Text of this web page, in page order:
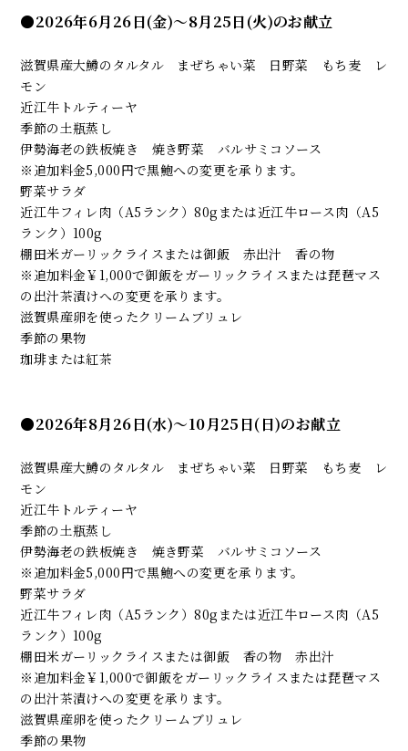
●2026年6月26日(金)～8月25日(火)のお献立
滋賀県産大鱒のタルタル まぜちゃい菜 日野菜 もち麦 レ
モン
近江牛トルティーヤ
季節の土瓶蒸し
伊勢海老の鉄板焼き 焼き野菜 バルサミコソース
※追加料金5,000円で黒鮑への変更を承ります。
野菜サラダ
近江牛フィレ肉（A5ランク）80gまたは近江牛ロース肉（A5
ランク）100g
棚田米ガーリックライスまたは御飯 赤出汁 香の物
※追加料金￥1,000で御飯をガーリックライスまたは琵琶マス
の出汁茶漬けへの変更を承ります。
滋賀県産卵を使ったクリームブリュレ
季節の果物
珈琲または紅茶
●2026年8月26日(水)～10月25日(日)のお献立
滋賀県産大鱒のタルタル まぜちゃい菜 日野菜 もち麦 レ
モン
近江牛トルティーヤ
季節の土瓶蒸し
伊勢海老の鉄板焼き 焼き野菜 バルサミコソース
※追加料金5,000円で黒鮑への変更を承ります。
野菜サラダ
近江牛フィレ肉（A5ランク）80gまたは近江牛ロース肉（A5
ランク）100g
棚田米ガーリックライスまたは御飯 香の物 赤出汁
※追加料金￥1,000で御飯をガーリックライスまたは琵琶マス
の出汁茶漬けへの変更を承ります。
滋賀県産卵を使ったクリームブリュレ
季節の果物